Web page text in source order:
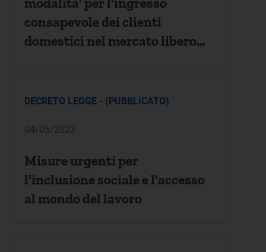
consapevole dei clienti
domestici nel mercato libero
DECRETO LEGGE - (PUBBLICATO)
04/05/2023
Misure urgenti per
l'inclusione sociale e l'accesso
al mondo del lavoro